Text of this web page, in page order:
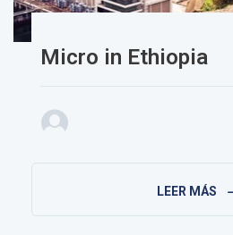
Micro in Ethiopia
LEER MÁS